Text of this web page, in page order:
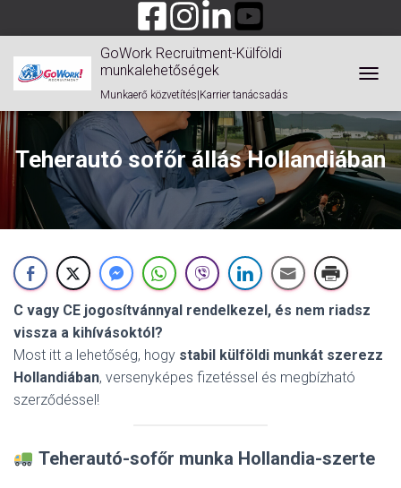
GoWork Recruitment-Külföldi
munkalehetőségek
Munkaerő közvetítés|Karrier tanácsadás
Teherautó sofőr állás Hollandiában
C vagy CE jogosítvánnyal rendelkezel, és nem riadsz
vissza a kihívásoktól?
Most itt a lehetőség, hogy stabil külföldi munkát szerezz
Hollandiában, versenyképes fizetéssel és megbízható
szerződéssel!
Teherautó-sofőr munka Hollandia-szerte